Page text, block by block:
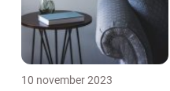
10 november 2023